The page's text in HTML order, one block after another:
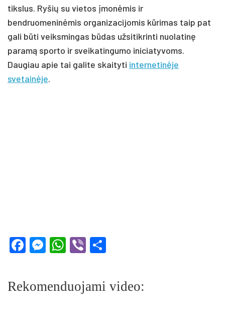
tikslus. Ryšių su vietos įmonėmis ir
bendruomeninėmis organizacijomis kūrimas taip pat
gali būti veiksmingas būdas užsitikrinti nuolatinę
paramą sporto ir sveikatingumo iniciatyvoms.
Daugiau apie tai galite skaityti internetinėje
svetainėje.
Facebook
Messenger
WhatsApp
Viber
Rekomenduojami video: